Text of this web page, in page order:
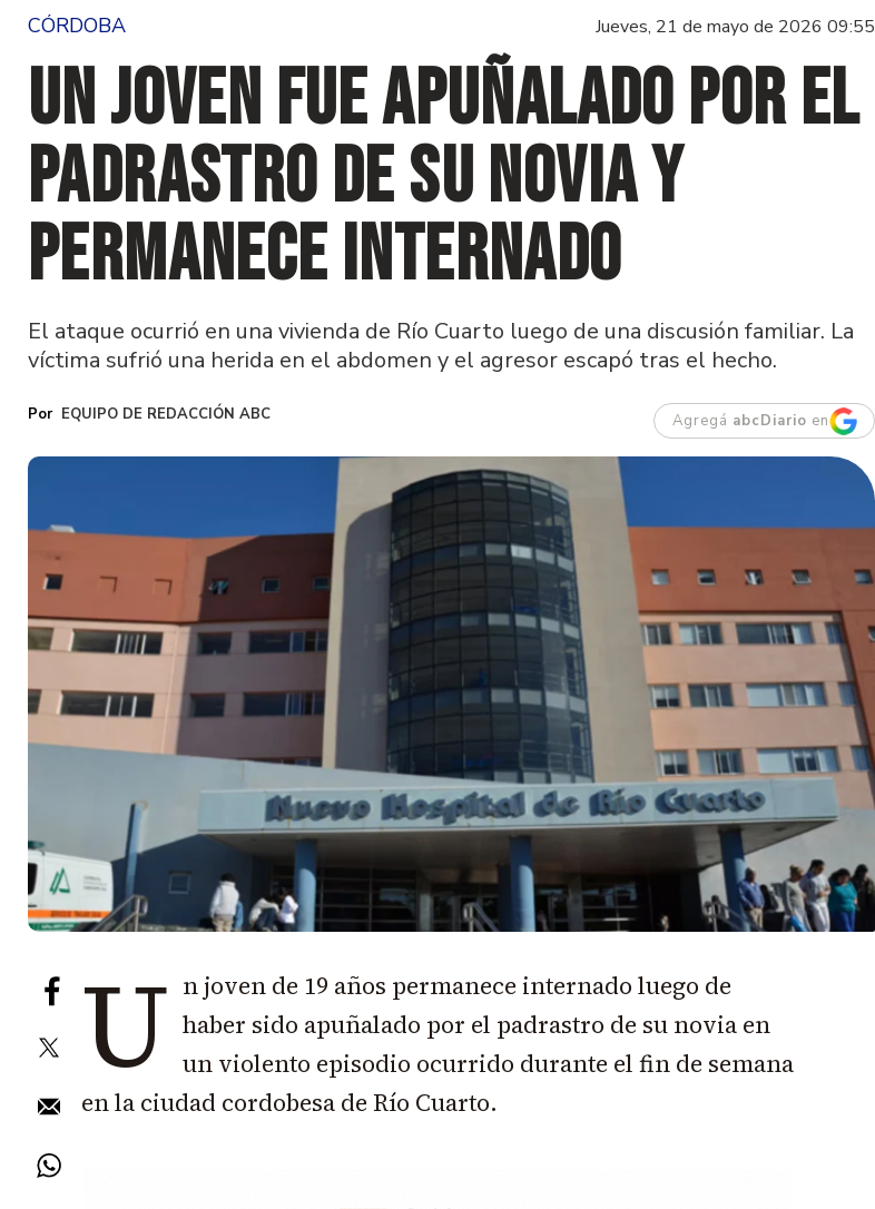
CÓRDOBA Jueves, 21 de mayo de 2026 09:55
Un joven fue apuñalado por el
padrastro de su novia y
permanece internado
El ataque ocurrió en una vivienda de Río Cuarto luego de una discusión familiar. La
víctima sufrió una herida en el abdomen y el agresor escapó tras el hecho.
EQUIPO DE REDACCIÓN ABC Agregá abcDiario en
U n joven de 19 años permanece internado luego de
haber sido apuñalado por el padrastro de su novia en
un violento episodio ocurrido durante el fin de semana
en la ciudad cordobesa de Río Cuarto.